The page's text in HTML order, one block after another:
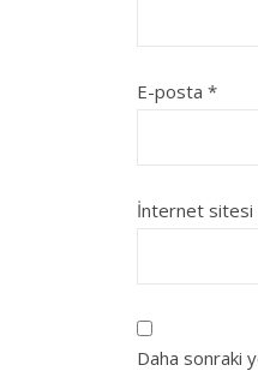
E-posta *
İnternet sitesi
Daha sonraki